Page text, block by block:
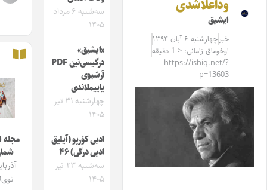
وداعلاشدی
ایشیق
چهارشنبه ۶ آبان ۱۳۹۴
اوخوماق زامانی: < 1 دقیقه
https://ishiq.net/?
سه‌شنبه ۶ مرداد
درگیسی‌نین PDF
یاییملاندی
چهارشنبه ۳۱ تیر
ادبی کؤرپو (آیلیق
ادبی درگی) ۴۶
سه‌شنبه ۲۳ تیر
مجله ایشیق
آذربایجان